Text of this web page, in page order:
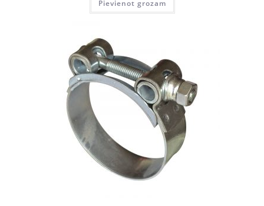
Pievienot grozam